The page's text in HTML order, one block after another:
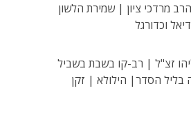
מרדכי ציון | שמירת הלשון
וכדורגל
זצ"ל | רב-קו בשבת בשביל
בליל הסדר| הילולא | זקן